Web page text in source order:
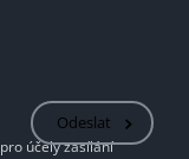
Odeslat
účely zasílání